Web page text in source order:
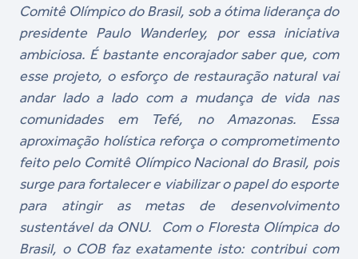
Comitê Olímpico do Brasil, sob a ótima liderança do
presidente Paulo Wanderley, por essa iniciativa
ambiciosa. É bastante encorajador saber que, com
esse projeto, o esforço de restauração natural vai
andar lado a lado com a mudança de vida nas
comunidades em Tefé, no Amazonas. Essa
aproximação holística reforça o comprometimento
feito pelo Comitê Olímpico Nacional do Brasil, pois
surge para fortalecer e viabilizar o papel do esporte
para atingir as metas de desenvolvimento
sustentável da ONU. Com o Floresta Olímpica do
Brasil, o COB faz exatamente isto: contribui com